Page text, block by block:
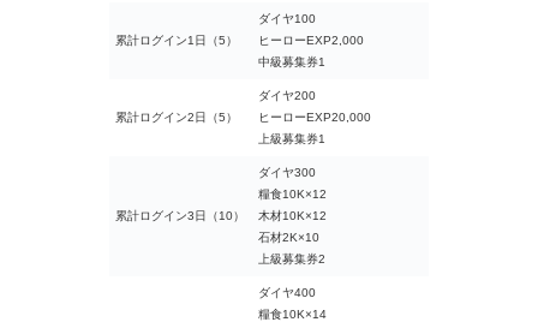
累計ログイン1日（5）
ダイヤ100
ヒーローEXP2,000
中級募集券1
累計ログイン2日（5）
ダイヤ200
ヒーローEXP20,000
上級募集券1
累計ログイン3日（10）
ダイヤ300
糧食10K×12
木材10K×12
石材2K×10
上級募集券2
ダイヤ400
糧食10K×14